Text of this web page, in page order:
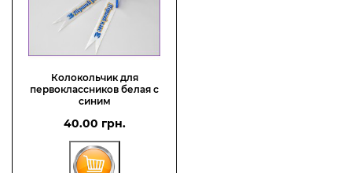
Колокольчик для
первоклассников белая с
синим
40.00 грн.